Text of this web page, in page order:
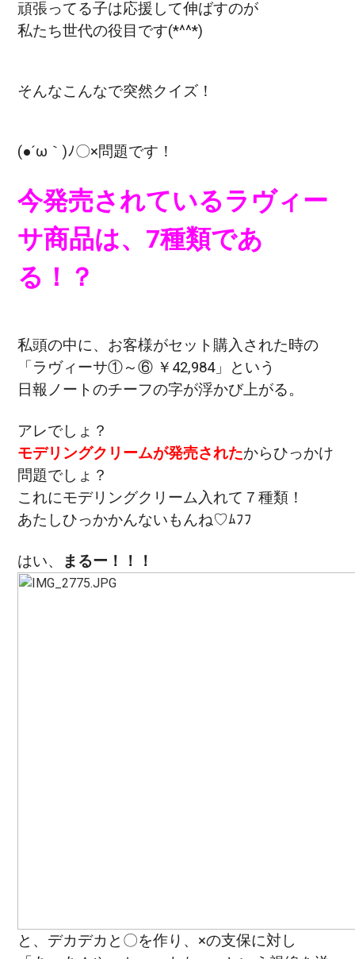
頑張ってる子は応援して伸ばすのが
私たち世代の役目です(*^^*)
そんなこんなで突然クイズ！
(●´ω｀)ﾉ〇×問題です！
今発売されているラヴィー
サ商品は、7種類であ
る！？
私頭の中に、お客様がセット購入された時の
「ラヴィーサ①～⑥ ￥42,984」という
日報ノートのチーフの字が浮かび上がる。
アレでしょ？
モデリングクリームが発売されたからひっかけ
問題でしょ？
これにモデリングクリーム入れて７種類！
あたしひっかかんないもんね♡ﾑﾌﾌ
はい、 まるー！！！
と、デカデカと〇を作り、×の支保に対し